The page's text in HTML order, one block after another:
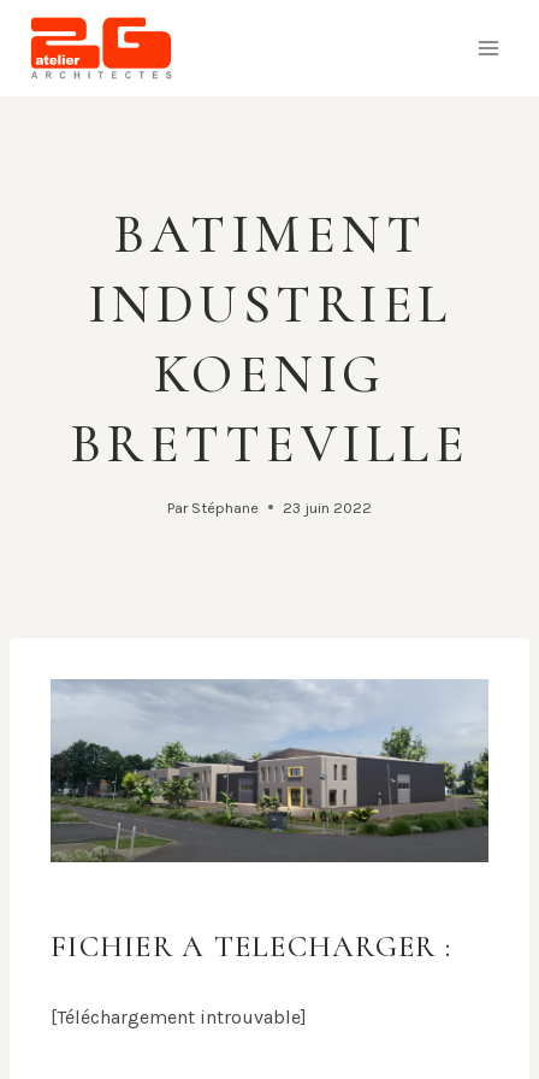
BATIMENT
INDUSTRIEL
KOENIG
BRETTEVILLE
Par Stéphane 23 juin 2022
FICHIER A TELECHARGER :
[Téléchargement introuvable]